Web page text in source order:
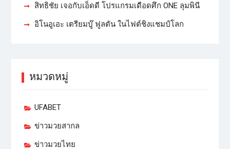
สิทธิชัย เจอกับเอ็ดดี โปรแกรมเดือดศึก ONE ลุมพินี
อิโนอูเอะ เตรียมบู๊ ฟูลตัน ในไฟต์ชิงแชมป์โลก
หมวดหมู่
UFABET
ข่าวมวยสากล
ข่าวมวยไทย